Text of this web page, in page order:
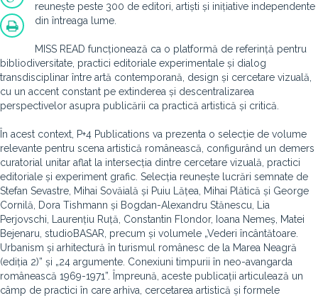
reunește peste 300 de editori, artiști și inițiative independente
din întreaga lume.
MISS READ funcționează ca o platformă de referință pentru
bibliodiversitate, practici editoriale experimentale și dialog
transdisciplinar între artă contemporană, design și cercetare vizuală,
cu un accent constant pe extinderea și descentralizarea
perspectivelor asupra publicării ca practică artistică și critică.
În acest context, P+4 Publications va prezenta o selecție de volume
relevante pentru scena artistică românească, configurând un demers
curatorial unitar aflat la intersecția dintre cercetare vizuală, practici
editoriale și experiment grafic. Selecția reunește lucrări semnate de
Stefan Sevastre, Mihai Sovăială și Puiu Lățea, Mihai Plătică și George
Cornilă, Dora Tishmann și Bogdan-Alexandru Stănescu, Lia
Perjovschi, Laurențiu Ruță, Constantin Flondor, Ioana Nemeș, Matei
Bejenaru, studioBASAR, precum și volumele „Vederi încântătoare.
Urbanism și arhitectură în turismul românesc de la Marea Neagră
(ediția 2)” și „24 argumente. Conexiuni timpurii în neo-avangarda
românească 1969-1971”. Împreună, aceste publicații articulează un
câmp de practici în care arhiva, cercetarea artistică și formele